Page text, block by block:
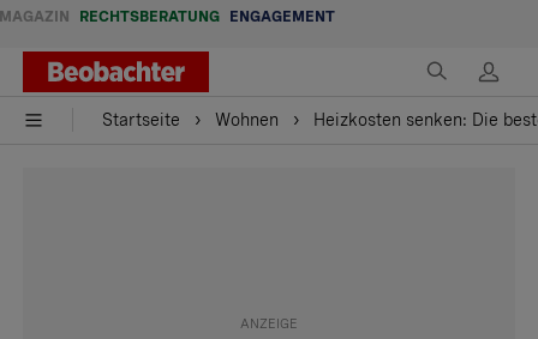
MAGAZIN RECHTSBERATUNG ENGAGEMENT
Startseite Wohnen Heizkosten senken: Die